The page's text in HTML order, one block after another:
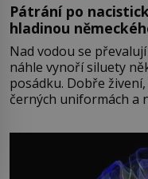
Pátrání po
hladinou
Nad vodou se
náhle vynoří siluety
posádku. Dobře
černých uniformách a
přízračná scéna
světová válka se chýlí